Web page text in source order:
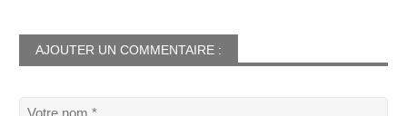
AJOUTER UN COMMENTAIRE :